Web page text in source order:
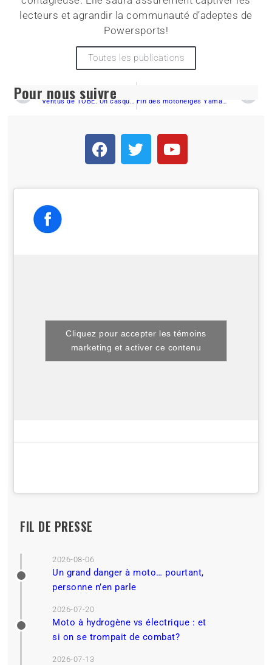
lecteurs et agrandir la communauté d’adeptes de
Powersports!
Toutes les publications
PRÉCÉDENT
Ventus de TOBE. Un casque à tout faire. Fin des motoneiges Yamaha après 2025 : Une bonne nouvelle pour les motocyclistes ?
Pour nous suivre
Cliquez pour accepter les témoins
marketing et activer ce contenu
FIL DE PRESSE
2026-08-06
Un grand danger à moto… pourtant,
personne n’en parle
2026-07-20
Moto à hydrogène vs électrique : et
si on se trompait de combat?
2026-07-13